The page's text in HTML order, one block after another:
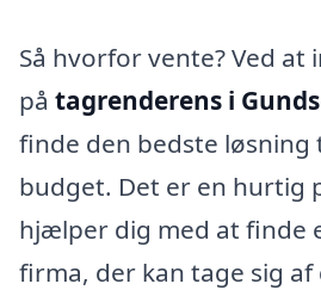
Så hvorfor vente? Ved at
på tagrenderens i
finde den bedste løsning
budget. Det er en hurtig
hjælper dig med at finde
firma, der kan tage sig af